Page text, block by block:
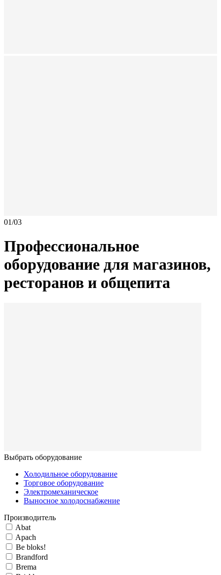
01/03
Профессиональное
оборудование для магазинов,
ресторанов и общепита
Выбрать оборудование
Холодильное оборудование
Торговое оборудование
Электромеханическое
Выносное холодоснабжение
Производитель
Abat
Apach
Be bloks!
Brandford
Brema